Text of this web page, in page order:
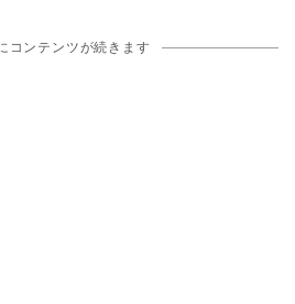
コンテンツが続きます